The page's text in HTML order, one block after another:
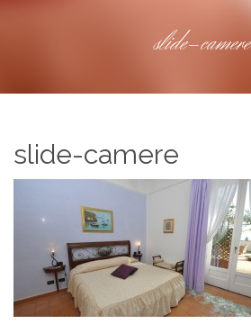
slide-camere
slide-camere